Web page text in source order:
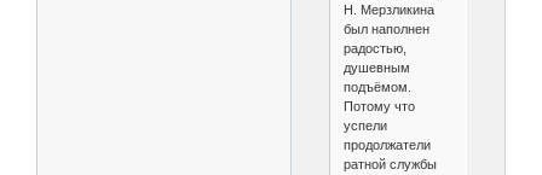
Н. Мерзликина
был наполнен
радостью,
душевным
подъёмом.
Потому что
успели
продолжатели
ратной службы